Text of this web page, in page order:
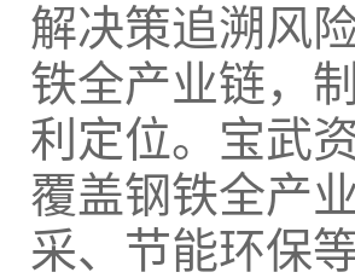
解决策追溯风
铁全产业链，
利定位。宝武
覆盖钢铁全产
采、节能环保